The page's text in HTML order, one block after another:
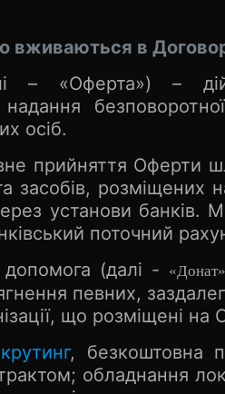
вживаються в
– «Оферта») –
осіб.
прийняття Оферти
засобів, розміщених
установи
поточний
(далі -
певних,
що розміщені на
, безкоштовна
обладнання